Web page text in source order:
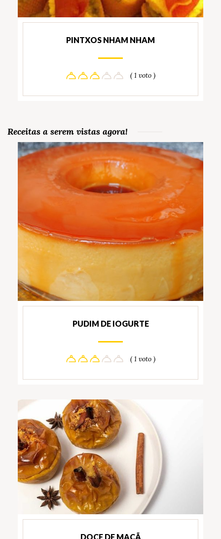
PINTXOS NHAM NHAM
( 1 voto )
Receitas a serem vistas agora!
PUDIM DE IOGURTE
( 1 voto )
DOCE DE MAÇÃ